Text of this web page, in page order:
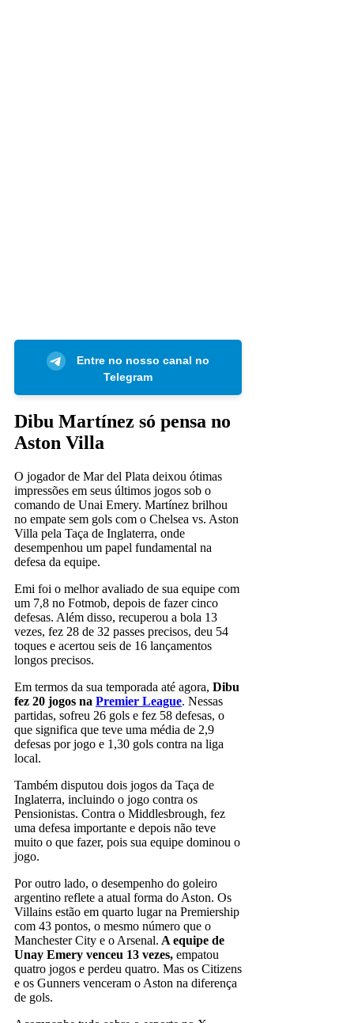
Entre no nosso canal no
Telegram
Dibu Martínez só pensa no
Aston Villa
O jogador de Mar del Plata deixou ótimas
impressões em seus últimos jogos sob o
comando de Unai Emery. Martínez brilhou
no empate sem gols com o Chelsea vs. Aston
Villa pela Taça de Inglaterra, onde
desempenhou um papel fundamental na
defesa da equipe.
Emi foi o melhor avaliado de sua equipe com
um 7,8 no Fotmob, depois de fazer cinco
defesas. Além disso, recuperou a bola 13
vezes, fez 28 de 32 passes precisos, deu 54
toques e acertou seis de 16 lançamentos
longos precisos.
Em termos da sua temporada até agora, Dibu
fez 20 jogos na Premier League. Nessas
partidas, sofreu 26 gols e fez 58 defesas, o
que significa que teve uma média de 2,9
defesas por jogo e 1,30 gols contra na liga
local.
Também disputou dois jogos da Taça de
Inglaterra, incluindo o jogo contra os
Pensionistas. Contra o Middlesbrough, fez
uma defesa importante e depois não teve
muito o que fazer, pois sua equipe dominou o
jogo.
Por outro lado, o desempenho do goleiro
argentino reflete a atual forma do Aston. Os
Villains estão em quarto lugar na Premiership
com 43 pontos, o mesmo número que o
Manchester City e o Arsenal. A equipe de
Unay Emery venceu 13 vezes, empatou
quatro jogos e perdeu quatro. Mas os Citizens
e os Gunners venceram o Aston na diferença
de gols.